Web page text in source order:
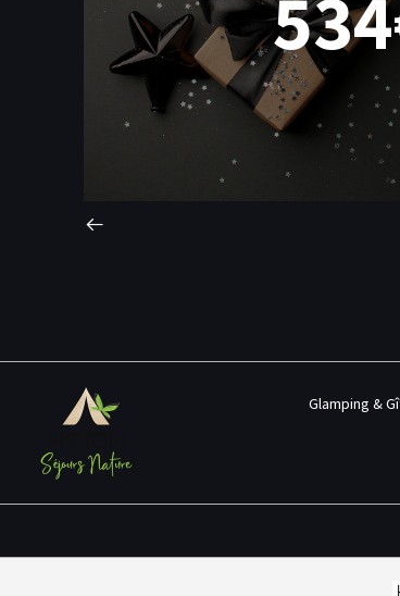
Glamping &